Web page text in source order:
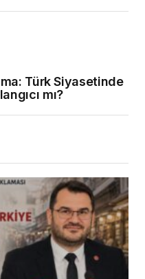
Türk Siyasetinde
mı?